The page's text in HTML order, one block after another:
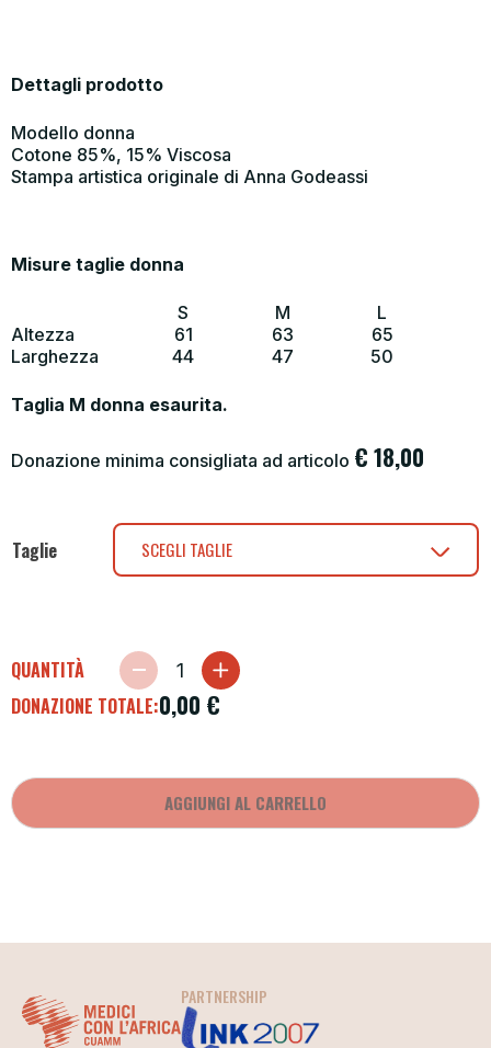
Dettagli prodotto
Modello donna
Cotone 85%, 15% Viscosa
Stampa artistica originale di Anna Godeassi
Misure taglie donna
S M
L
Altezza
61 63
65
Larghezza
44 47 50
Taglia M donna esaurita.
Donazione minima consigliata ad articolo €18,00
Taglie SCEGLI TAGLIE
QUANTITÀ
DONAZIONE TOTALE:0,00 €
AGGIUNGI AL CARRELLO
PARTNERSHIP